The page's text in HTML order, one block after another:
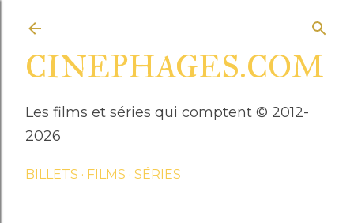
CINEPHAGES.COM
Les films et séries qui comptent © 2012-
2026
BILLETS FILMS SÉRIES